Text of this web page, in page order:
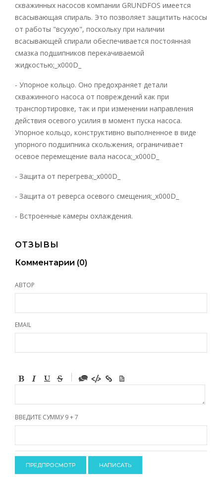
скважинных насосов компании GRUNDFOS имеется
всасывающая спираль. Это позволяет защитить насосы
от работы "всухую", поскольку при наличии
всасывающей спирали обеспечивается постоянная
смазка подшипников перекачиваемой
жидкостью;_x000D_
- Упорное кольцо. Оно предохраняет детали
скважинного насоса от повреждений как при
транспортировке, так и при изменении направления
действия осевого усилия в момент пуска насоса.
Упорное кольцо, конструктивно выполненное в виде
упорного подшипника скольжения, ограничивает
осевое перемещение вала насоса;_x000D_
- Защита от перегрева;_x000D_
- Защита от реверса осевого смещения;_x000D_
- Встроенные камеры охлаждения.
ОТЗЫВЫ
Комментарии (0)
АВТОР
EMAIL
-
-
-
-
-
-
ВВЕДИТЕ СУММУ 9 + 7